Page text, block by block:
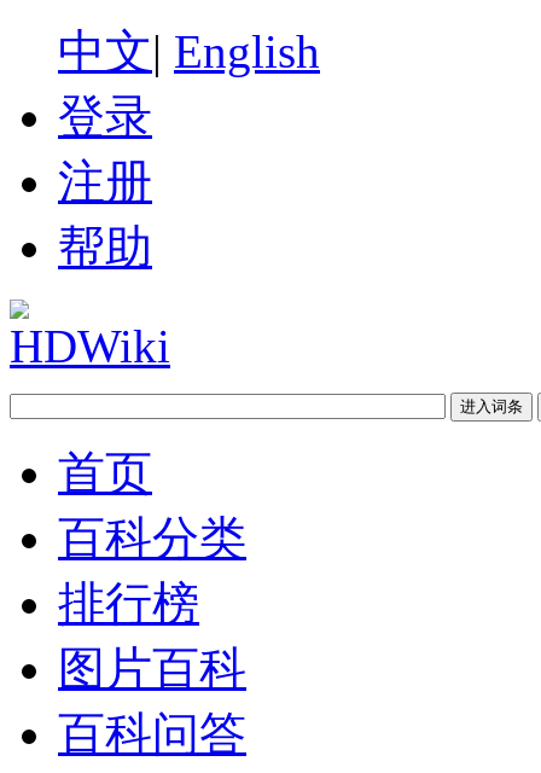
中文| English
登录
注册
帮助
首页
百科分类
排行榜
图片百科
百科问答